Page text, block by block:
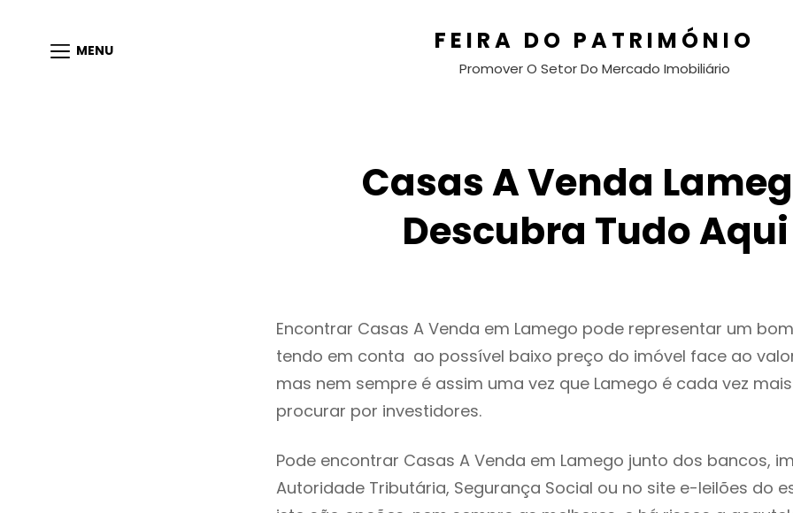
MENU FEIRA DO PATRIMÓNIO
Promover O Setor Do Mercado Imobiliário
Casas A Venda
Descubra Tudo Aqui
Encontrar Casas A Venda em Lamego pode representar um
tendo em conta ao possível baixo preço do imóvel face ao
mas nem sempre é assim uma vez que Lamego é cada vez
procurar por investidores.
Pode encontrar Casas A Venda em Lamego junto dos bancos,
Autoridade Tributária, Segurança Social ou no site e-leilões do